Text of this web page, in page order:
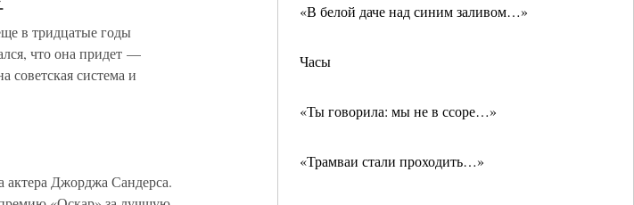
«В белой даче над синим заливом…»
Часы
«Ты говорила: мы не в ссоре…»
«Трамваи стали проходить…»
в тридцатые годы
что она придет —
советская система и
Джорджа Сандерса.